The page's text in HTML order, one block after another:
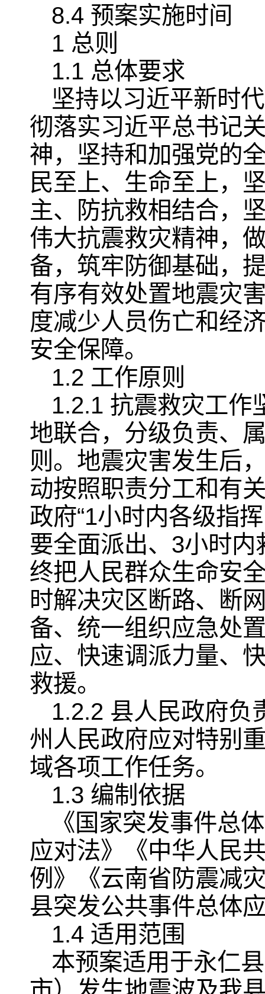
8.4 预案实施时间
1 总则
1.1 总体要求
坚持以习近平新时
彻落实习近平总书记
神，坚持和加强党的
民至上、生命至上，
主、防抗救相结合，
伟大抗震救灾精神，
备，筑牢防御基础，
有序有效处置地震灾
度减少人员伤亡和经
安全保障。
1.2 工作原则
1.2.1 抗震救灾工作
地联合，分级负责、
则。地震灾害发生后
动按照职责分工和有
政府“1小时内各级指
要全面派出、3小时内
终把人民群众生命安
时解决灾区断路、断
备、统一组织应急处
应、快速调派力量、
救援。
1.2.2 县人民政府负
州人民政府应对特别
域各项工作任务。
1.3 编制依据
《国家突发事件总
应对法》《中华人民
例》《云南省防震减
县突发公共事件总体
1.4 适用范围
本预案适用于永仁